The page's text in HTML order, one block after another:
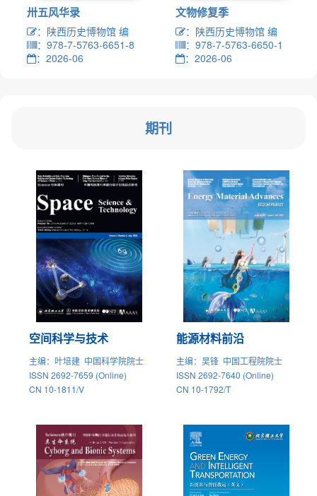
卅五风华录
：陕西历史博物馆 编
：978-7-5763-6651-8
：2026-06
文物修复季
：陕西历史博物馆 编
：978-7-5763-6650-1
：2026-06
期刊
空间科学与技术
主编：叶培建 中国科学院院士
ISSN 2692-7659 (Online)
CN 10-1811/V
能源材料前沿
主编：吴锋 中国工程院院士
ISSN 2692-7640 (Online)
CN 10-1792/T